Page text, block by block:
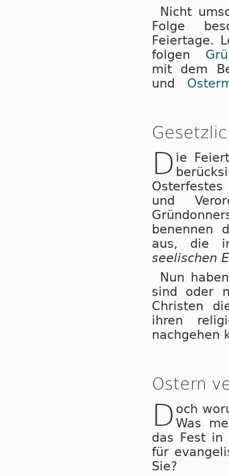
Nicht
Folge
Feiertage.
folgen
mit dem
und
D ie
und
benennen
aus, die
seelischen
Nun
sind oder
Christen
ihren
nachgehen
Ostern
D och
Was
das Fest
für
Sie?